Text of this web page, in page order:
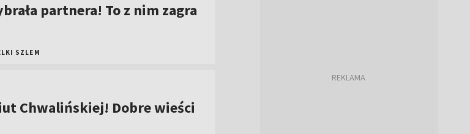
partnera! To z nim zagra
SZLEM
Chwalińskiej! Dobre wieści